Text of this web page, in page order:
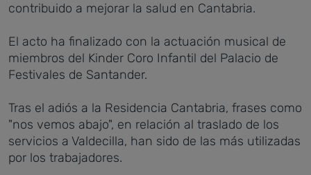
contribuido a mejorar la salud en Cantabria.
El acto ha finalizado con la actuación musical de
miembros del Kinder Coro Infantil del Palacio de
Festivales de Santander.
Tras el adiós a la Residencia Cantabria, frases como
"nos vemos abajo", en relación al traslado de los
servicios a Valdecilla, han sido de las más utilizadas
por los trabajadores.